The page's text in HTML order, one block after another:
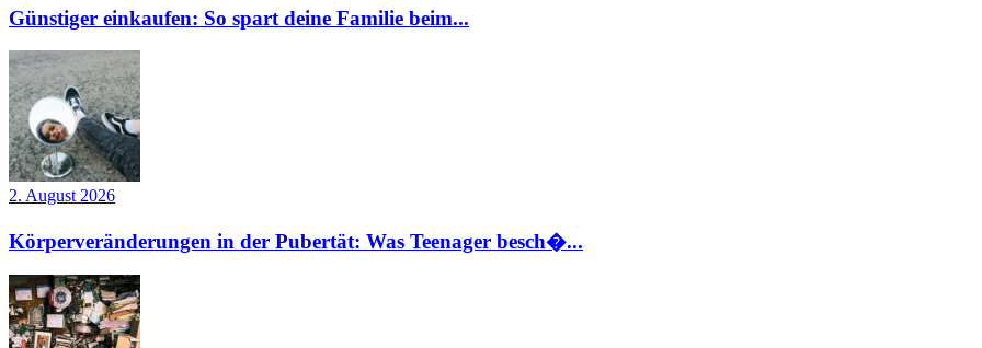
Günstiger einkaufen: So spart deine Familie beim...
2. August 2026
Körperveränderungen in der Pubertät: Was Teenager besch�...